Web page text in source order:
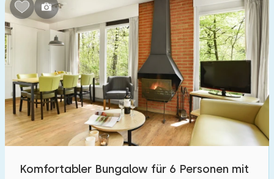
Komfortabler Bungalow für 6 Personen mit